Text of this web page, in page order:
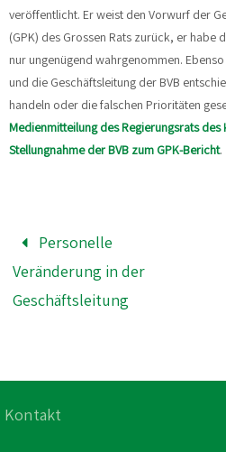
veröffentlicht. Er weist den Vorwurf der
(GPK) des Grossen Rats zurück, er habe
nur ungenügend wahrgenommen.
und die Geschäftsleitung der BVB
handeln oder die falschen Prioritäten
Medienmitteilung des Regierungsrats des
Stellungnahme der BVB zum GPK-Bericht.
Personelle
Veränderung in der
Geschäftsleitung
Kontakt